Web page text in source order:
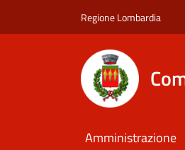
Regione Lombardia
Amministrazione